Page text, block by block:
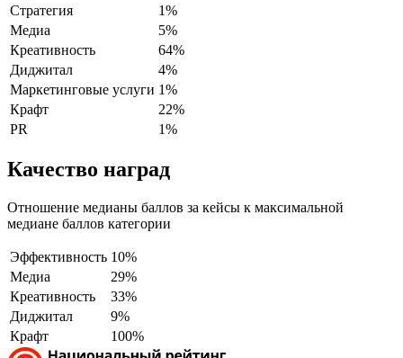
Стратегия
1%
Медиа
5%
Креативность
64%
Диджитал
4%
Маркетинговые услуги 1%
Крафт
22%
PR
1%
Качество наград
Отношение медианы баллов за кейсы к максимальной
медиане баллов категории
Эффективность 10%
Медиа
29%
Креативность
33%
Диджитал
9%
Крафт
100%